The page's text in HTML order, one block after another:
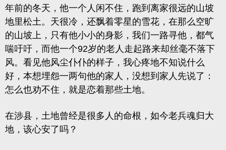
年前的冬天，他一个人闲不住，跑到离家很远的山坡
地里松土。天很冷，还飘着零星的雪花，在那么空旷
的山坡上，只有他小小的身影，我们一路寻他，都气
喘吁吁，而他一个92岁的老人走起路来却丝毫不落下
风。看见他风尘仆仆的样子，我心疼地不知说什么
好，本想埋怨一两句他的家人，没想到家人先说了：
怎么也劝不住，就是恋着那些土地。
在涉县，土地曾经是很多人的命根，如今老兵魂归大
地，该心安了吗？